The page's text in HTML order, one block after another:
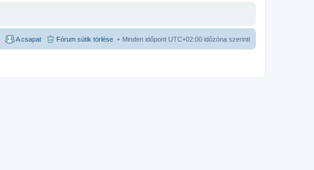
Minden időpont UTC+02:00 időzóna szerinti
Fórum sütik törlése
A csapat